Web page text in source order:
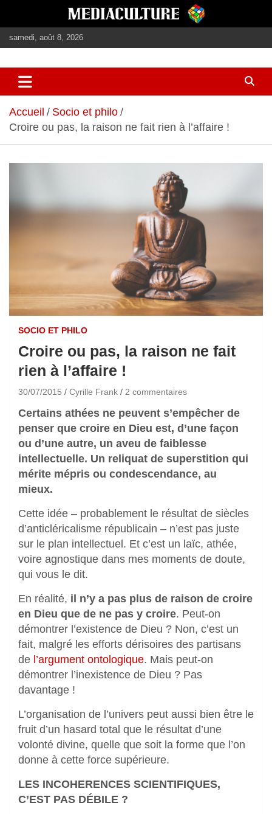
contenu
samedi, août 8, 2026
mediaculture
Accueil
Socio et philo
Croire ou pas, la raison ne fait rien à l’affaire !
SOCIO ET PHILO
Croire ou pas, la raison ne fait
rien à l’affaire !
30/07/2015 Cyrille Frank 2 commentaires
Certains athées ne peuvent s’empêcher de
penser que croire en Dieu est, d’une façon
ou d’une autre, un aveu de faiblesse
intellectuelle. Un reliquat de superstition qui
mérite mépris ou condescendance, au
mieux.
Cette idée – probablement le résultat de siècles
d’anticléricalisme républicain – n’est pas juste
sur le plan intellectuel. Et c’est un laïc, athée,
voire agnostique dans mes moments de doute,
qui vous le dit.
En réalité, il n’y a pas plus de raison de croire
en Dieu que de ne pas y croire. Peut-on
démontrer l’existence de Dieu ? Non, c’est un
fait, malgré les efforts dérisoires des partisans
de l’argument ontologique. Mais peut-on
démontrer l’inexistence de Dieu ? Pas
davantage !
L’organisation de l’univers peut aussi bien être le
fruit d’un hasard total que le résultat d’une
volonté divine, quelle que soit la forme que l’on
donne à cette force supérieure.
LES INCOHERENCES SCIENTIFIQUES,
C’EST PAS DÉBILE ?